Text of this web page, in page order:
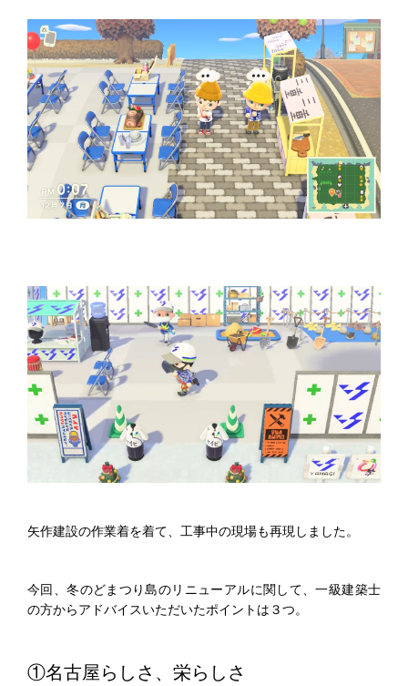
矢作建設の作業着を着て、工事中の現場も再現しました。
今回、冬のどまつり島のリニューアルに関して、一級建築士
の方からアドバイスいただいたポイントは３つ。
①名古屋らしさ、栄らしさ